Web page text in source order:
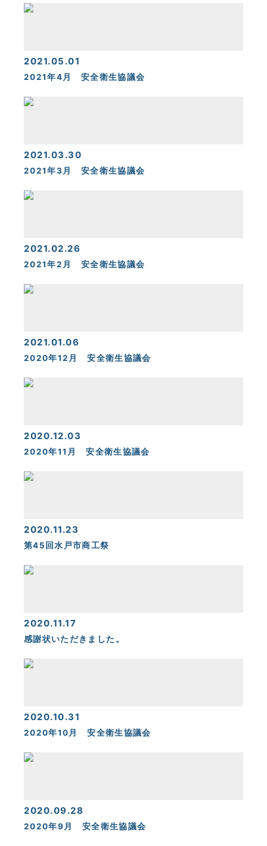
2021.05.01
2021年4月 安全衛生協議会
2021.03.30
2021年3月 安全衛生協議会
2021.02.26
2021年2月 安全衛生協議会
2021.01.06
2020年12月 安全衛生協議会
2020.12.03
2020年11月 安全衛生協議会
2020.11.23
第45回水戸市商工祭
2020.11.17
感謝状いただきました。
2020.10.31
2020年10月 安全衛生協議会
2020.09.28
2020年9月 安全衛生協議会